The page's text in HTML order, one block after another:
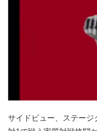
サイドビュー、ステー